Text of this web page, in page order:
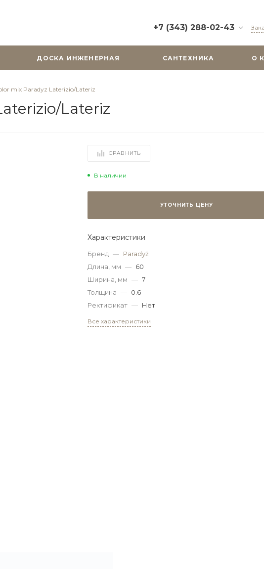
+7 (343) 288-02-43
г. Екатеринбург, ул.
Горького, д. 51
ДОСКА ИНЖЕНЕРНАЯ САНТЕХНИКА О
mix Paradyz Laterizio/Lateriz
Lateriz
СРАВНИТЬ
В наличии
УТОЧНИТЬ ЦЕНУ
Характеристики
Бренд — Paradyż
Длина, мм — 60
Ширина, мм — 7
Толщина — 0.6
Ректификат — Нет
Все характеристики